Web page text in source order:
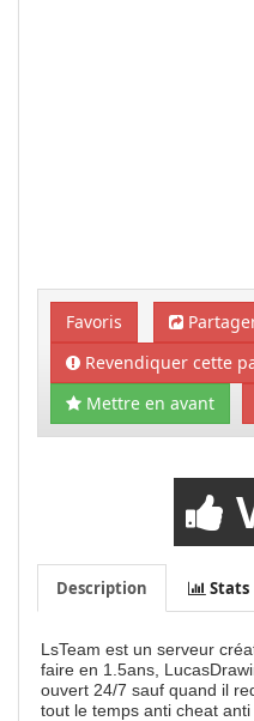
Favoris
Revendiquer cette
Mettre en avant
Description Stats
LsTeam est un serveur
faire en 1.5ans,
ouvert 24/7 sauf quand il
tout le temps anti cheat